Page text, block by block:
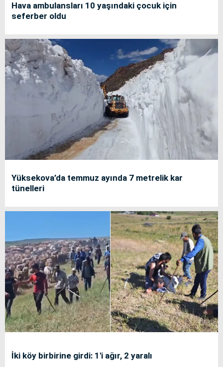
Hava ambulansları 10 yaşındaki çocuk için
seferber oldu
Yüksekova’da temmuz ayında 7 metrelik kar
tünelleri
İki köy birbirine girdi: 1'i ağır, 2 yaralı